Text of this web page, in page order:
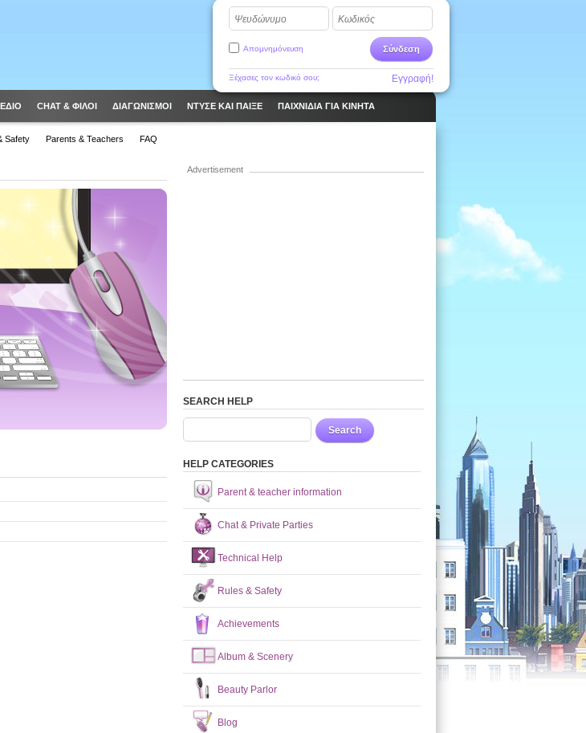
Ψευδώνυμο Κωδικός
Σύνδεση
Απομνημόνευση
Ξέχασες τον κωδικό σου; Εγγραφή!
CHAT & ΦΙΛΟΙ ΔΙΑΓΩΝΙΣΜΟΊ ΝΤΥΣΕ ΚΑΙ ΠΑΙΞΕ ΠΑΙΧΝΊΔΙΑ ΓΙΑ ΚΙΝΗΤΆ
Safety Parents & Teachers FAQ
Advertisement
SEARCH HELP
Search
HELP CATEGORIES
Parent & teacher information
Chat & Private Parties
Technical Help
Rules & Safety
Achievements
Album & Scenery
Beauty Parlor
Blog